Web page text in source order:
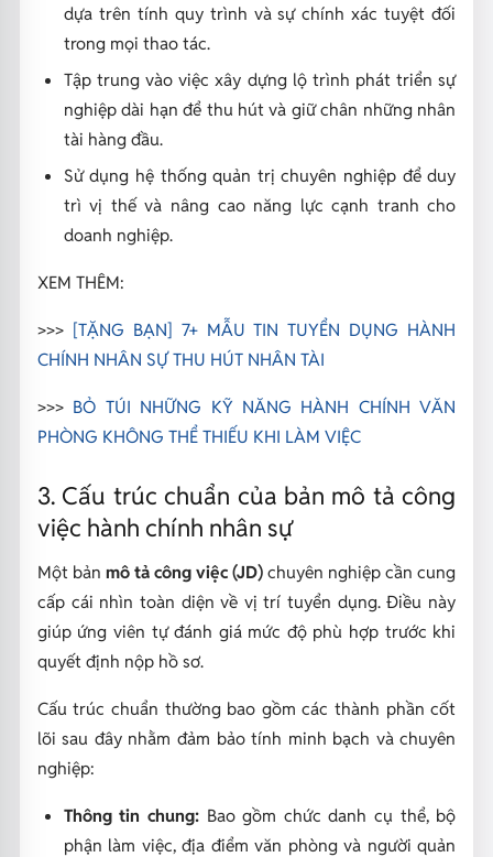
dựa trên tính quy trình và sự chính xác tuyệt đối
trong mọi thao tác.
Tập trung vào việc xây dựng lộ trình phát triển sự
nghiệp dài hạn để thu hút và giữ chân những nhân
tài hàng đầu.
Sử dụng hệ thống quản trị chuyên nghiệp để duy
trì vị thế và nâng cao năng lực cạnh tranh cho
doanh nghiệp.
XEM THÊM:
>>>[TẶNG BẠN] 7+ MẪU TIN TUYỂN DỤNG HÀNH
CHÍNH NHÂN SỰ THU HÚT NHÂN TÀI
>>> BỎ TÚI NHỮNG KỸ NĂNG HÀNH CHÍNH VĂN
PHÒNG KHÔNG THỂ THIẾU KHI LÀM VIỆC
3. Cấu trúc chuẩn của bản mô tả công
việc hành chính nhân sự
Một bản mô tả công việc (JD) chuyên nghiệp cần cung
cấp cái nhìn toàn diện về vị trí tuyển dụng. Điều này
giúp ứng viên tự đánh giá mức độ phù hợp trước khi
quyết định nộp hồ sơ.
Cấu trúc chuẩn thường bao gồm các thành phần cốt
lõi sau đây nhằm đảm bảo tính minh bạch và chuyên
nghiệp:
Thông tin chung: Bao gồm chức danh cụ thể, bộ
phận làm việc, địa điểm văn phòng và người quản